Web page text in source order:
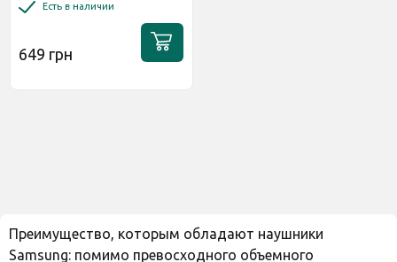
Есть в наличии
649 грн
Преимущество, которым обладают наушники
Samsung: помимо превосходного объемного